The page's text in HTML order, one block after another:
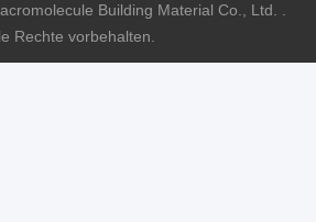
Building Material Co., Ltd. .
Rechte vorbehalten.